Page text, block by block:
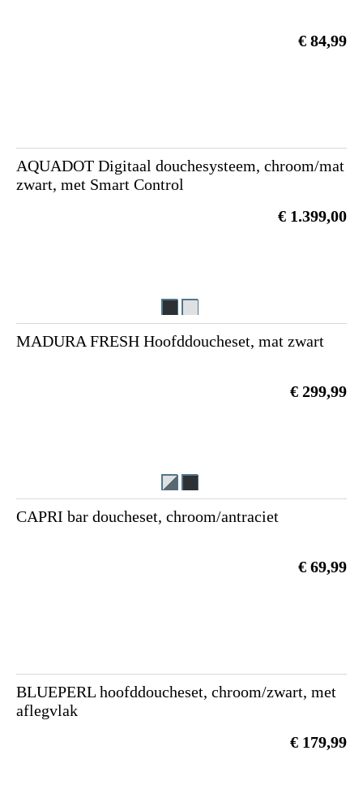
€ 84,99
AQUADOT Digitaal douchesysteem, chroom/mat
zwart, met Smart Control
€ 1.399,00
MADURA FRESH Hoofddoucheset, mat zwart
€ 299,99
CAPRI bar doucheset, chroom/antraciet
€ 69,99
BLUEPERL hoofddoucheset, chroom/zwart, met
aflegvlak
€ 179,99